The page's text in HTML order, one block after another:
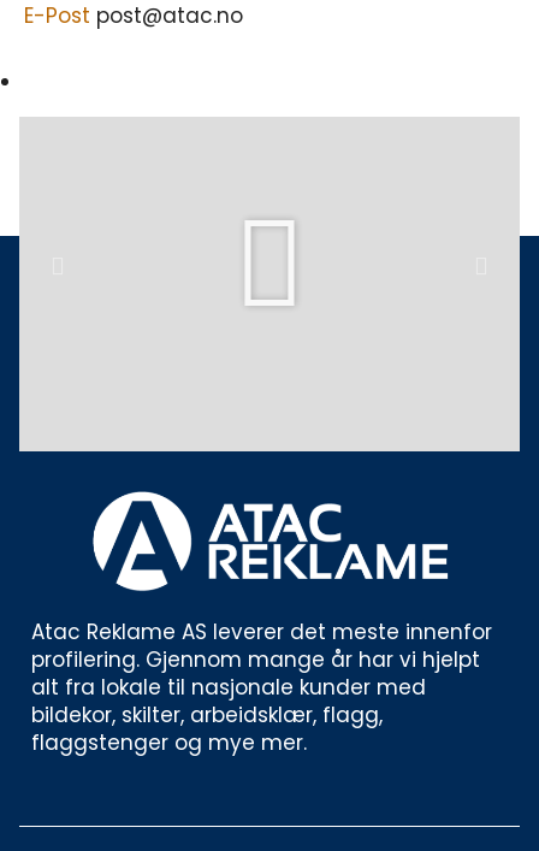
E-Post post@atac.no
Atac Reklame AS leverer det meste innenfor
profilering. Gjennom mange år har vi hjelpt
alt fra lokale til nasjonale kunder med
bildekor, skilter, arbeidsklær, flagg,
flaggstenger og mye mer.